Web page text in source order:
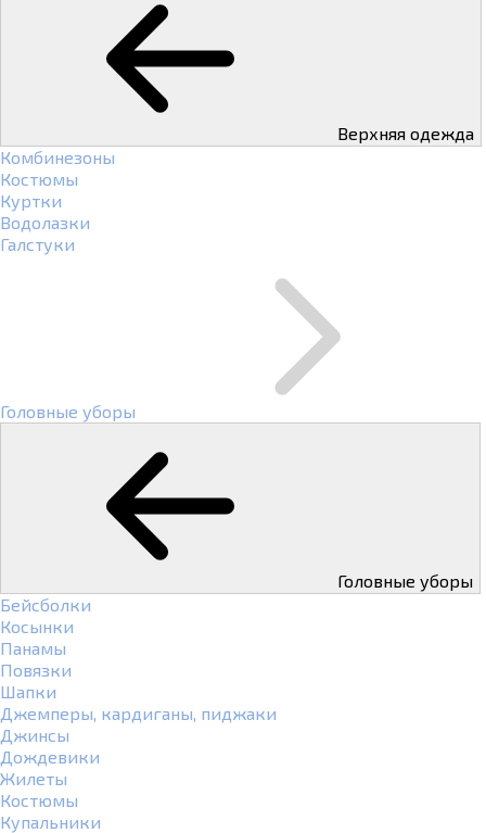
Верхняя одежда
Комбинезоны
Костюмы
Куртки
Водолазки
Галстуки
Головные уборы
Головные уборы
Бейсболки
Косынки
Панамы
Повязки
Шапки
Джемперы, кардиганы, пиджаки
Джинсы
Дождевики
Жилеты
Костюмы
Купальники